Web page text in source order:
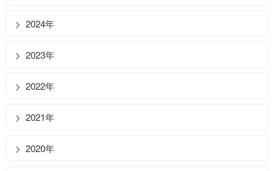
2024年
2023年
2022年
2021年
2020年